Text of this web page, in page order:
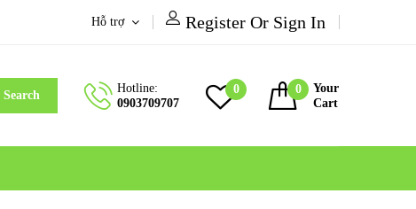
Hỗ trợ Register Or Sign In
Search
Hotline:
0903709707
0 0
Your
Cart